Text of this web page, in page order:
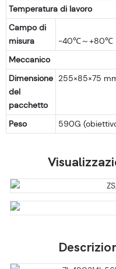
Temperatura di lavoro
Campo di
misura
Meccanico
Dimensione
del
pacchetto
255×85×75
Peso 590G